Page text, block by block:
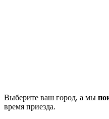
Выберите ваш город, а мы
время приезда.